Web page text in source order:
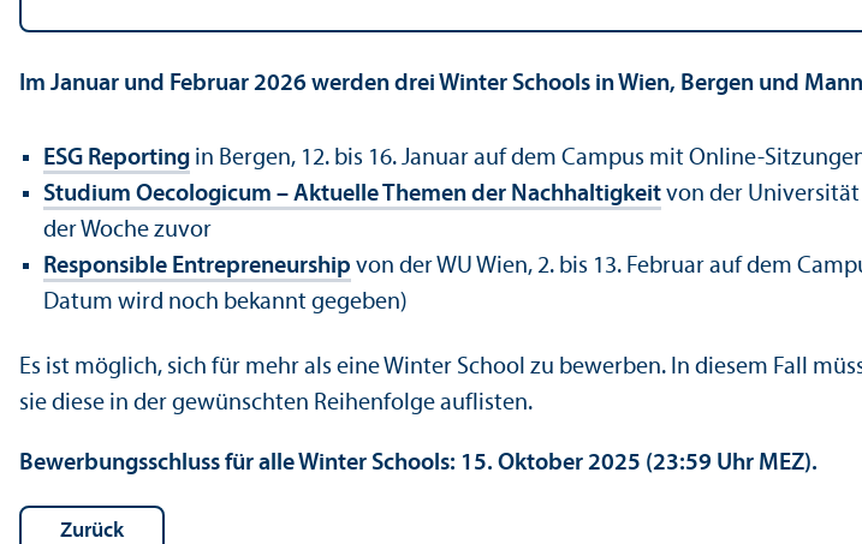
Im Januar und Februar 2026 werden drei Winter Schools in Wien, Bergen und
ESG Reporting in Bergen, 12. bis 16. Januar auf dem Campus mit Online-
Studium Oecologicum – Aktuelle Themen der Nachhaltigkeit von der Universität
der Woche zuvor
Responsible Entrepreneur­ship von der WU Wien, 2. bis 13. Februar auf dem
Datum wird noch bekannt gegeben)
Es ist möglich, sich für mehr als eine Winter School zu bewerben. In diesem Fall
sie diese in der gewünschten Reihenfolge auflisten.
Bewerbungs­schluss für alle Winter Schools: 15. Oktober 2025 (23:59 Uhr MEZ).
Zurück